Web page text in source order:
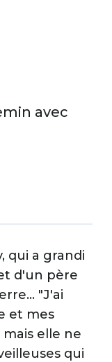
avec
qui a grandi
d'un père
"J'ai
et mes
elle ne
qui